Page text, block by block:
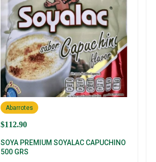
$112.90
Abarrotes
SOYA PREMIUM SOYALAC CAPUCHINO
500 GRS